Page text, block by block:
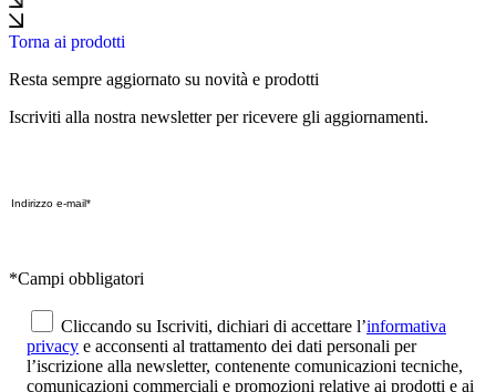
Torna ai prodotti
Resta sempre aggiornato su novità e prodotti
Iscriviti alla nostra newsletter per ricevere gli aggiornamenti.
*Campi obbligatori
Cliccando su Iscriviti, dichiari di accettare l’informativa
privacy e acconsenti al trattamento dei dati personali per
l’iscrizione alla newsletter, contenente comunicazioni tecniche,
comunicazioni commerciali e promozioni relative ai prodotti e ai